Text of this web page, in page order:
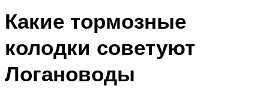
Какие тормозные
колодки советуют
Логановоды